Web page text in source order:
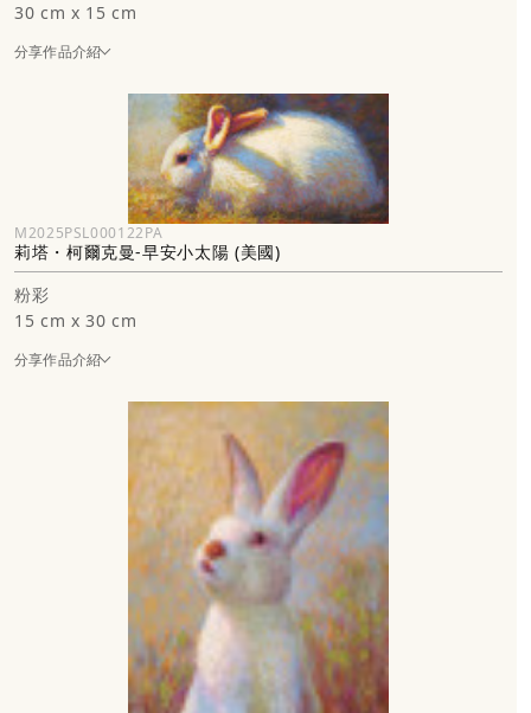
30 cm x 15 cm
分享作品介紹
M2025PSL000122PA
莉塔・柯爾克曼-早安小太陽 (美國)
粉彩
15 cm x 30 cm
分享作品介紹